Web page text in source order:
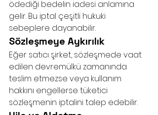
ödediği bedelin iadesi anlamına
gelir. Bu iptal çeşitli hukuki
sebeplere dayanabilir.
Sözleşmeye Aykırılık
Eğer satıcı şirket, sözleşmede vaat
edilen devremülkü zamanında
teslim etmezse veya kullanım
hakkını engellerse tüketici
sözleşmenin iptalini talep edebilir.